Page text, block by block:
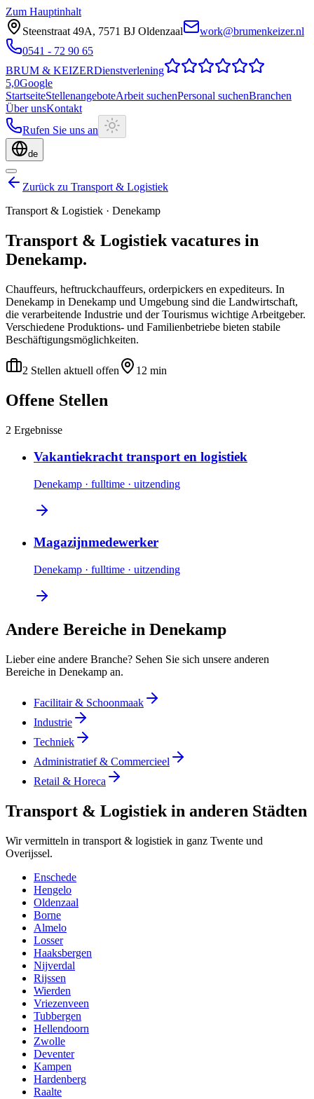
Zum Hauptinhalt
Steenstraat 49A, 7571 BJ Oldenzaal
work@brumenkeizer.nl
0541 - 72 90 65
BRUM & KEIZERDienstverlening
5,0Google
StartseiteStellenangeboteArbeit suchenPersonal suchenBranchen
Über unsKontakt
Rufen Sie uns an
de
Zurück zu Transport & Logistiek
Transport & Logistiek · Denekamp
Transport & Logistiek vacatures in
Denekamp.
Chauffeurs, heftruckchauffeurs, orderpickers en expediteurs. In
Denekamp in Denekamp und Umgebung sind die Landwirtschaft,
die verarbeitende Industrie und der Tourismus wichtige Arbeitgeber.
Verschiedene Produktions- und Familienbetriebe bieten stabile
Beschäftigungsmöglichkeiten.
2 Stellen aktuell offen 12 min
Offene Stellen
2 Ergebnisse
Vakantiekracht transport en logistiek
Denekamp · fulltime · uitzending
Magazijnmedewerker
Denekamp · fulltime · uitzending
Andere Bereiche in Denekamp
Lieber eine andere Branche? Sehen Sie sich unsere anderen
Bereiche in Denekamp an.
Facilitair & Schoonmaak
Industrie
Techniek
Administratief & Commercieel
Retail & Horeca
Transport & Logistiek in anderen Städten
Wir vermitteln in transport & logistiek in ganz Twente und
Overijssel.
Enschede
Hengelo
Oldenzaal
Borne
Almelo
Losser
Haaksbergen
Nijverdal
Rijssen
Wierden
Vriezenveen
Tubbergen
Hellendoorn
Zwolle
Deventer
Kampen
Hardenberg
Raalte